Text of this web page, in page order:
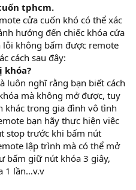
tphcm.
cửa cuốn khó có thể xác
hưởng đến chiếc khóa cửa
lỗi không bấm được remote
cách sau đây:
khóa?
luôn nghĩ rằng bạn biết cách
mà không mở được, tuy
khác trong gia đình vô tình
bạn hãy thực hiện việc
stop trước khi bấm nút
lập trình mà có thể mở
bấm giữ nút khóa 3 giây,
1 lần…v.v